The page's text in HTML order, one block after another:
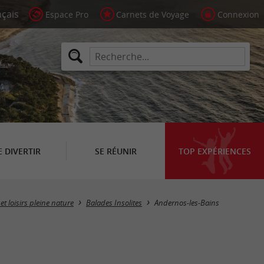
Espace Pro Carnets de Voyage Connexion
DIVERTIR SE RÉUNIR TOP EXPÉRIENCES
Masquer la carte
loisirs pleine nature Balades Insolites Andernos-les-Bains